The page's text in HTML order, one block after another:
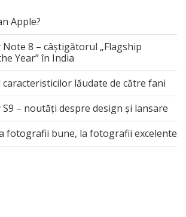
Apple?
Note 8 – câștigătorul „Flagship
Year” în India
caracteristicilor lăudate de către fani
S9 – noutăți despre design și lansare
fotografii bune, la fotografii excelente